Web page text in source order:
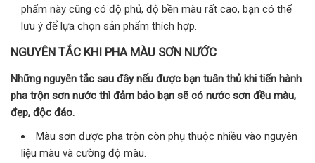
phẩm này cũng có độ phủ, độ bền màu rất cao, bạn có thể
lưu ý để lựa chọn sản phẩm thích hợp.
NGUYÊN TẮC KHI PHA MÀU SƠN NƯỚC
Những nguyên tắc sau đây nếu được bạn tuân thủ khi tiến hành
pha trộn sơn nước thì đảm bảo bạn sẽ có nước sơn đều màu,
đẹp, độc đáo.
Màu sơn được pha trộn còn phụ thuộc nhiều vào nguyên
liệu màu và cường độ màu.